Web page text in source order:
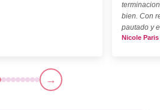
bien. Con
pautado y
Nicole Paris
→